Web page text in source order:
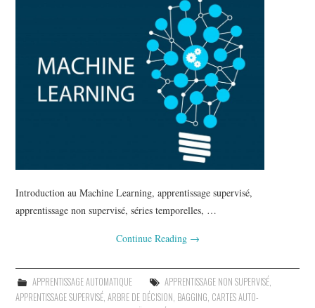
Introduction au Machine Learning, apprentissage supervisé,
apprentissage non supervisé, séries temporelles, …
Continue Reading →
APPRENTISSAGE AUTOMATIQUE APPRENTISSAGE NON SUPERVISÉ,
APPRENTISSAGE SUPERVISÉ ,ARBRE DE DÉCISION BAGGING CARTES AUTO-